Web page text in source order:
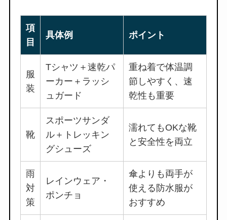
項
目
具体例 ポイント
服
装
Tシャツ＋速乾パ
ーカー＋ラッシ
ュガード
重ね着で体温調
節しやすく、速
乾性も重要
靴
スポーツサンダ
ル＋トレッキン
グシューズ
濡れてもOKな靴
と安全性を両立
雨
対
策
レインウェア・
ポンチョ
傘よりも両手が
使える防水服が
おすすめ